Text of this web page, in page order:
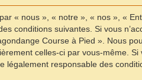
« nous », « notre », « nos », «
conditions suivantes. Si vous
Course à Pied ». Nous
celles-ci par vous-même.
responsable des